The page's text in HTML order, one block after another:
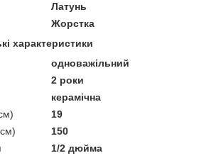
Латунь
Жорстка
характеристики
одноважільний
2 роки
керамічна
19
150
1/2 дюйма